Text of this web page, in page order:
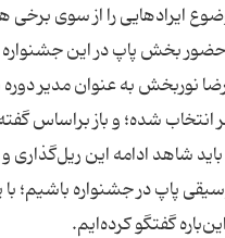
ایرادهایی را از سوی برخی
بخش پاپ در این جشنواره
نوربخش به عنوان مدیر
شده؛ و باز براساس
شاهد ادامه این
پاپ در جشنواره باشیم؛